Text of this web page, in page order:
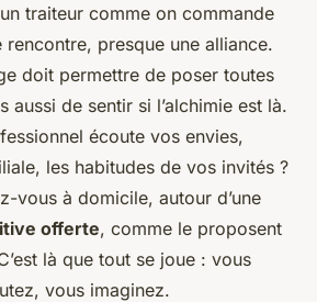
traiteur comme on commande
rencontre, presque une alliance.
doit permettre de poser toutes
aussi de sentir si l’alchimie est là.
écoute vos envies,
les habitudes de vos invités ?
vous à domicile, autour d’une
offerte, comme le proposent
là que tout se joue : vous
vous imaginez.